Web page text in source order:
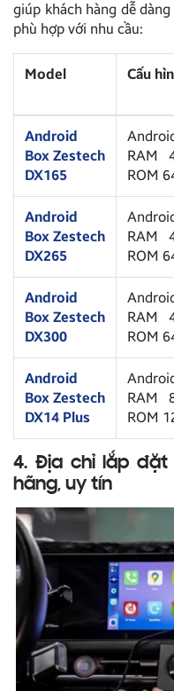
giúp khách hàng dễ
phù hợp với nhu cầu:
Model Cấu
Android
Box Zestech
DX165
RAM
ROM
Android
Box Zestech
DX265
RAM
ROM
Android
Box Zestech
DX300
RAM
ROM
Android
Box Zestech
DX14 Plus
RAM
ROM
4. Địa chỉ lắp đặt
hãng, uy tín